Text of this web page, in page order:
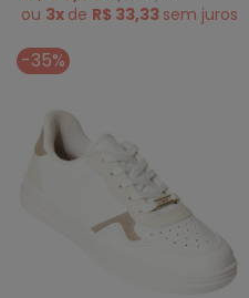
ou 3x de R$ 33,33 sem juros
-35%